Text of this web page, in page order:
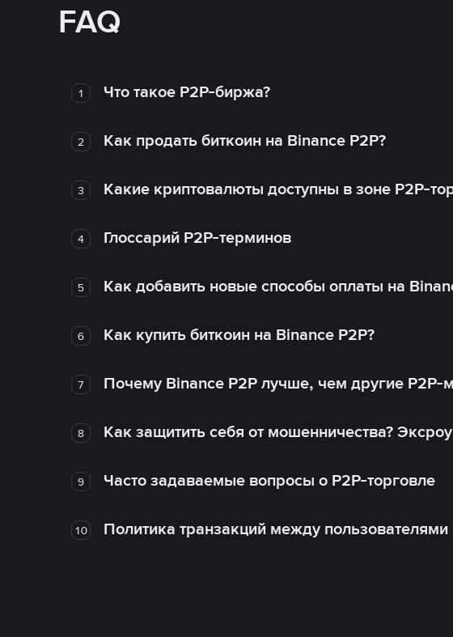
FAQ
1 Что такое P2P-биржа?
2 Как продать биткоин на Binance P2P?
3 Какие криптовалюты доступны в зоне P2P-
4 Глоссарий P2P-терминов
5 Как добавить новые способы оплаты на
6 Как купить биткоин на Binance P2P?
7 Почему Binance P2P лучше, чем другие P2P-
8 Как защитить себя от мошенничества?
9 Часто задаваемые вопросы о P2P-торговле
10 Политика транзакций между пользователями